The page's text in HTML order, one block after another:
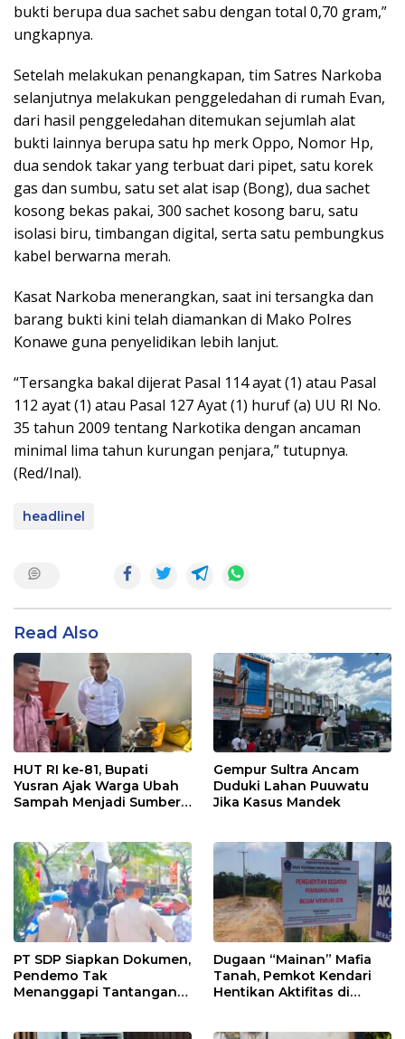
bukti berupa dua sachet sabu dengan total 0,70 gram,”
ungkapnya.
Setelah melakukan penangkapan, tim Satres Narkoba
selanjutnya melakukan penggeledahan di rumah Evan,
dari hasil penggeledahan ditemukan sejumlah alat
bukti lainnya berupa satu hp merk Oppo, Nomor Hp,
dua sendok takar yang terbuat dari pipet, satu korek
gas dan sumbu, satu set alat isap (Bong), dua sachet
kosong bekas pakai, 300 sachet kosong baru, satu
isolasi biru, timbangan digital, serta satu pembungkus
kabel berwarna merah.
Kasat Narkoba menerangkan, saat ini tersangka dan
barang bukti kini telah diamankan di Mako Polres
Konawe guna penyelidikan lebih lanjut.
“Tersangka bakal dijerat Pasal 114 ayat (1) atau Pasal
112 ayat (1) atau Pasal 127 Ayat (1) huruf (a) UU RI No.
35 tahun 2009 tentang Narkotika dengan ancaman
minimal lima tahun kurungan penjara,” tutupnya.
(Red/Inal).
headlinel
Read Also
HUT RI ke-81, Bupati
Yusran Ajak Warga Ubah
Sampah Menjadi Sumber
Gempur Sultra Ancam
Duduki Lahan Puuwatu
Jika Kasus Mandek
PT SDP Siapkan Dokumen,
Pendemo Tak
Menanggapi Tantangan
Dugaan “Mainan” Mafia
Tanah, Pemkot Kendari
Hentikan Aktifitas di